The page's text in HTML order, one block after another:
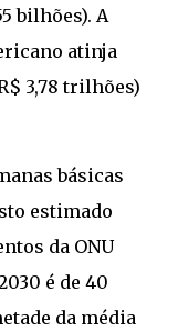
bilhões). A
atinja
3,78 trilhões)
básicas
estimado
da ONU
é de 40
da média